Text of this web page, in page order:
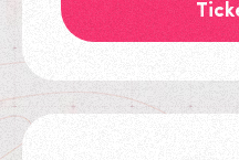
Tickets